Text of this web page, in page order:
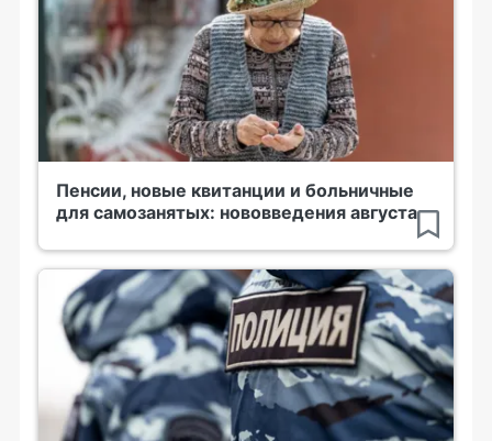
Пенсии, новые квитанции и больничные
для самозанятых: нововведения августа